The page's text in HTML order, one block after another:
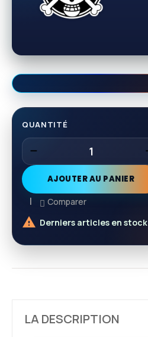
QUANTITÉ
AJOUTER AU PANIER
Comparer
 Derniers articles en stock
LA DESCRIPTION